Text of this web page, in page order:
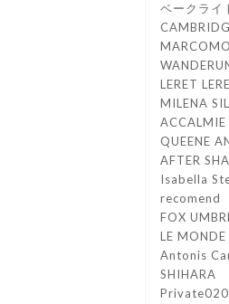
ベークライ
LERET
MILENA
ACCALMIE
QUEENE
AFTER
Isabella
recomend
FOX
LE MONDE
Antonis
SHIHARA